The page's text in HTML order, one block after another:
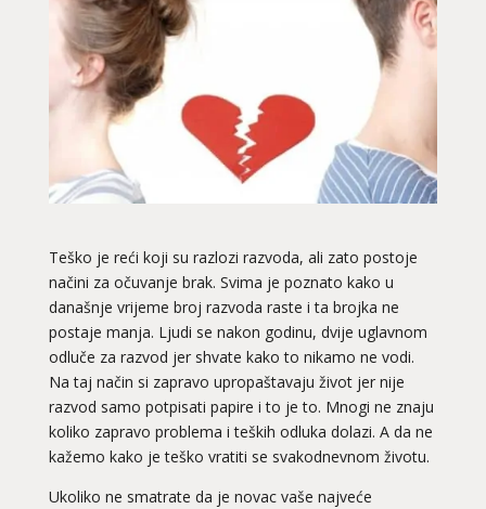
Teško je reći koji su razlozi razvoda, ali zato postoje
načini za očuvanje brak. Svima je poznato kako u
današnje vrijeme broj razvoda raste i ta brojka ne
postaje manja. Ljudi se nakon godinu, dvije uglavnom
odluče za razvod jer shvate kako to nikamo ne vodi.
Na taj način si zapravo upropaštavaju život jer nije
razvod samo potpisati papire i to je to. Mnogi ne znaju
koliko zapravo problema i teških odluka dolazi. A da ne
kažemo kako je teško vratiti se svakodnevnom životu.
Ukoliko ne smatrate da je novac vaše najveće